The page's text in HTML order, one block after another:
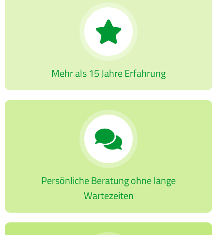
Mehr als 15 Jahre Erfahrung
Persönliche Beratung ohne lange
Wartezeiten